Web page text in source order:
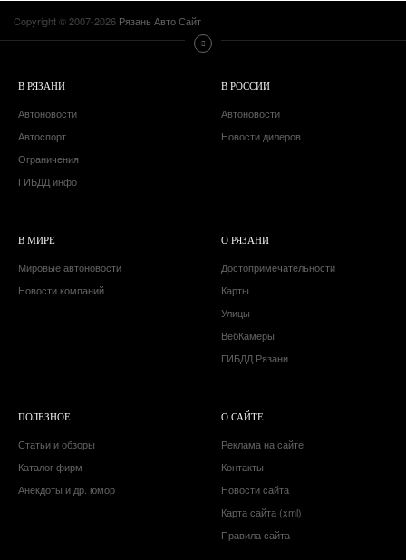
Copyright © 2007-2026 Рязань Авто Сайт
В РЯЗАНИ
Автоновости
Автоспорт
Ограничения
ГИБДД инфо
В РОССИИ
Автоновости
Новости дилеров
В МИРЕ
Мировые автоновости
Новости компаний
О РЯЗАНИ
Достопримечательности
Карты
Улицы
ВебКамеры
ГИБДД Рязани
ПОЛЕЗНОЕ
Статьи и обзоры
Каталог фирм
Анекдоты и др. юмор
О САЙТЕ
Реклама на сайте
Контакты
Новости сайта
Карта сайта (xml)
Правила сайта